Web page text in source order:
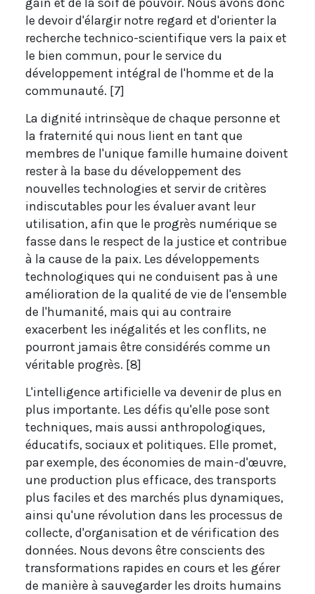
le devoir d'élargir notre regard et d'orienter la
recherche technico-scientifique vers la paix et
le bien commun, pour le service du
développement intégral de l'homme et de la
communauté. [7]
La dignité intrinsèque de chaque personne et
la fraternité qui nous lient en tant que
membres de l'unique famille humaine doivent
rester à la base du développement des
nouvelles technologies et servir de critères
indiscutables pour les évaluer avant leur
utilisation, afin que le progrès numérique se
fasse dans le respect de la justice et contribue
à la cause de la paix. Les développements
technologiques qui ne conduisent pas à une
amélioration de la qualité de vie de l'ensemble
de l'humanité, mais qui au contraire
exacerbent les inégalités et les conflits, ne
pourront jamais être considérés comme un
véritable progrès. [8]
L'intelligence artificielle va devenir de plus en
plus importante. Les défis qu'elle pose sont
techniques, mais aussi anthropologiques,
éducatifs, sociaux et politiques. Elle promet,
par exemple, des économies de main-d'œuvre,
une production plus efficace, des transports
plus faciles et des marchés plus dynamiques,
ainsi qu'une révolution dans les processus de
collecte, d'organisation et de vérification des
données. Nous devons être conscients des
transformations rapides en cours et les gérer
de manière à sauvegarder les droits humains